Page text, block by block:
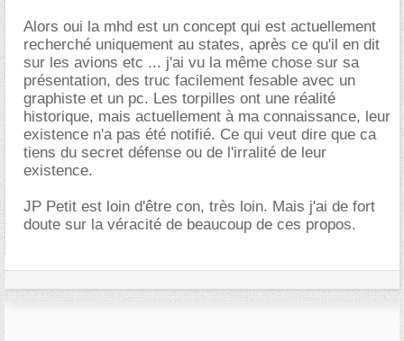
Alors oui la mhd est un concept qui est actuellement
recherché uniquement au states, après ce qu'il en dit
sur les avions etc ... j'ai vu la même chose sur sa
présentation, des truc facilement fesable avec un
graphiste et un pc. Les torpilles ont une réalité
historique, mais actuellement à ma connaissance, leur
existence n'a pas été notifié. Ce qui veut dire que ca
tiens du secret défense ou de l'irralité de leur
existence.
JP Petit est loin d'être con, très loin. Mais j'ai de fort
doute sur la véracité de beaucoup de ces propos.